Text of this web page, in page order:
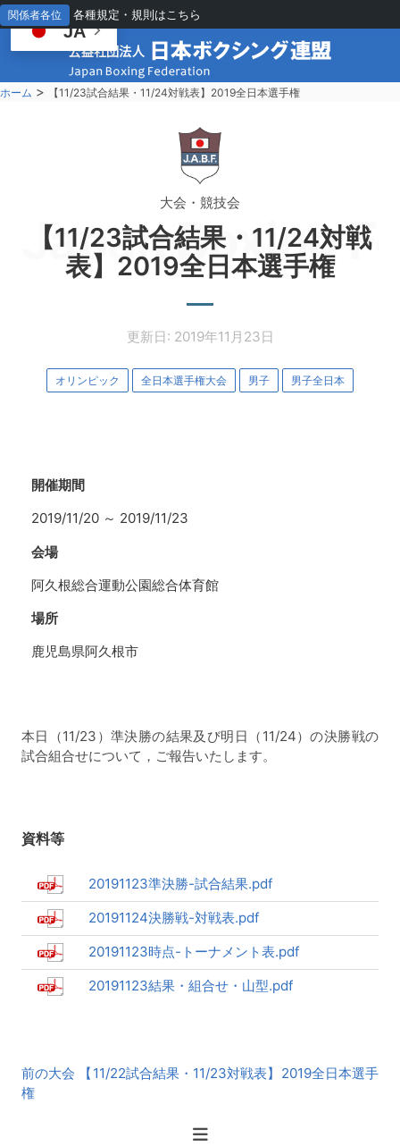
関係者各位 各種規定・規則はこちら
ホーム > 【11/23試合結果・11/24対戦表】2019全日本選手権
Japan Boxing
大会・競技会
【11/23試合結果・11/24対戦
表】2019全日本選手権
更新日: 2019年11月23日
オリンピック 全日本選手権大会 男子 男子全日本
開催期間
2019/11/20 ～ 2019/11/23
会場
阿久根総合運動公園総合体育館
場所
鹿児島県阿久根市
本日（11/23）準決勝の結果及び明日（11/24）の決勝戦の
試合組合せについて，ご報告いたします。
資料等
20191123準決勝-試合結果.pdf
20191124決勝戦-対戦表.pdf
20191123時点-トーナメント表.pdf
20191123結果・組合せ・山型.pdf
後
の
前の大会 【11/22試合結果・11/23対戦表】2019全日本選手
権
JA